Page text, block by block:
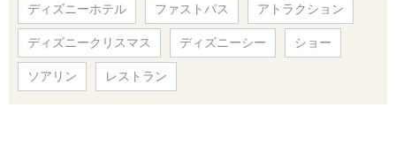
ディズニーホテル ファストパス アトラクション
ディズニークリスマス ディズニーシー ショー
ソアリン レストラン